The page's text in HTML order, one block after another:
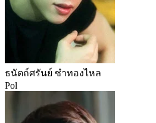
ธนัตถ์ศรันย์ ซำทองไหล
Pol